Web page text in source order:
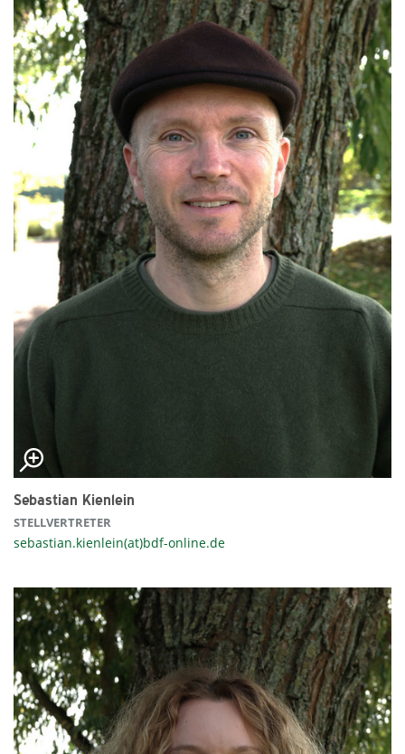
Sebastian Kienlein
STELLVERTRETER
sebastian.kienlein(at)bdf-online.de